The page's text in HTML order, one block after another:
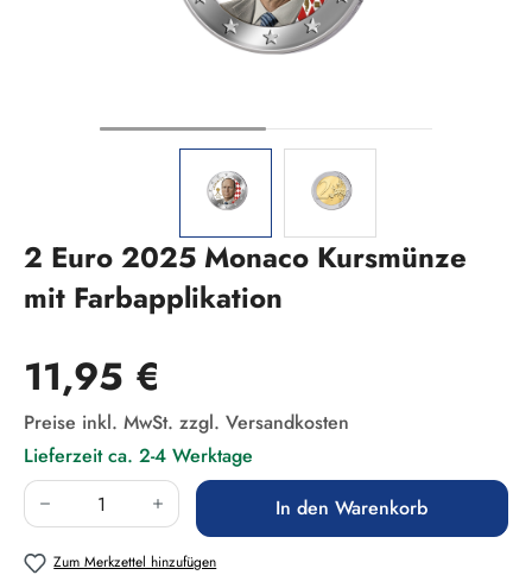
2 Euro 2025 Monaco Kursmünze
mit Farbapplikation
Regulärer Preis:
11,95 €
Preise inkl. MwSt. zzgl. Versandkosten
Lieferzeit ca. 2-4 Werktage
Produkt Anzahl: Gib den gewünschten Wert
In den Warenkorb
Zum Merkzettel hinzufügen